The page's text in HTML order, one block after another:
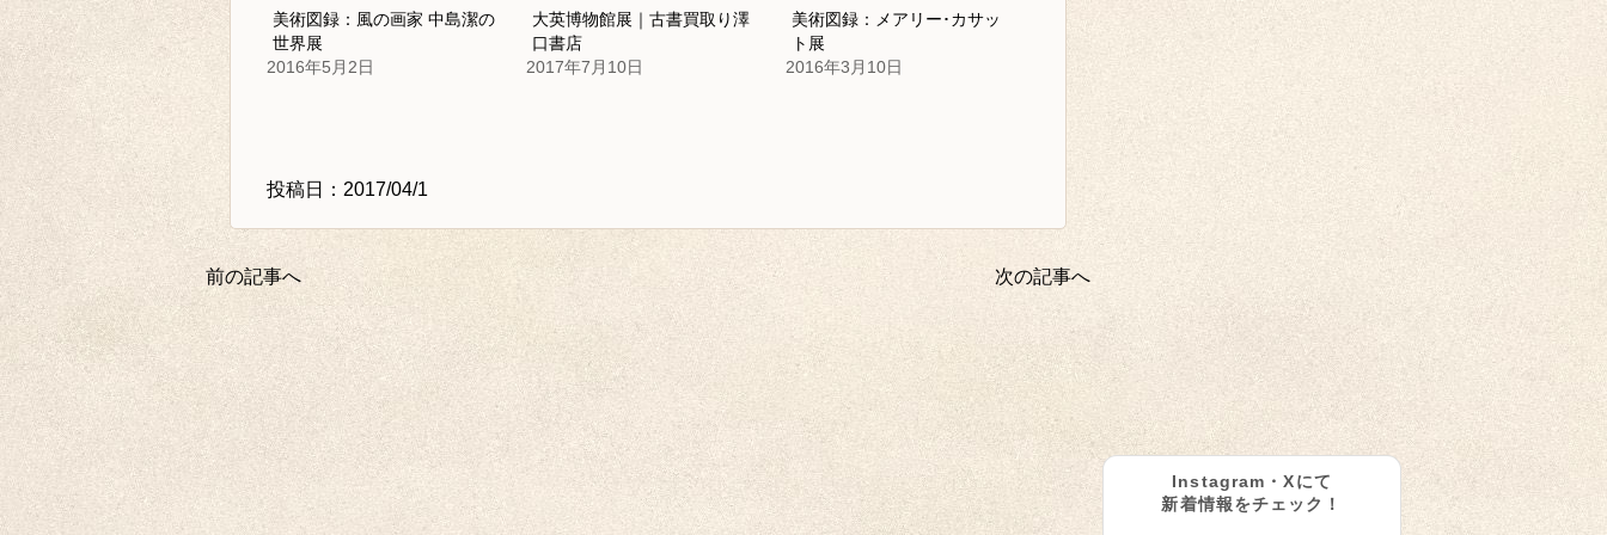
美術図録：風の画家 中島潔の
世界展
2016年5月2日
大英博物館展｜古書買取り澤
口書店
2017年7月10日
美術図録：メアリー･カサッ
ト展
2016年3月10日
投稿日：2017/04/1
次の記事へ
前の記事へ
Instagram・Xにて
新着情報をチェック！